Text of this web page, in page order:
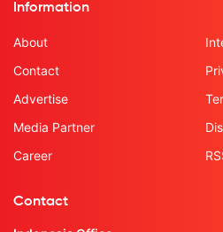
Information
About
Contact
Advertise
Media Partner
Career
Contact